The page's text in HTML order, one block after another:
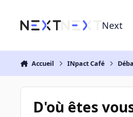
Next
Accueil INpact Café
D'où êtes